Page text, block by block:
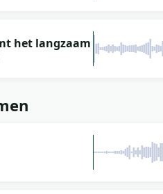
het langzaam